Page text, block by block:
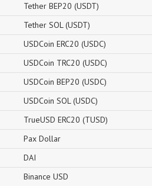
Tether BEP20 (USDT)
Tether SOL (USDT)
USDCoin ERC20 (USDC)
USDCoin TRC20 (USDC)
USDCoin BEP20 (USDC)
USDCoin SOL (USDC)
TrueUSD ERC20 (TUSD)
Pax Dollar
DAI
Binance USD